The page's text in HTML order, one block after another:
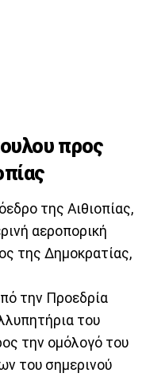
προς
της Αιθιοπίας,
αεροπορική
της Δημοκρατίας,
την Προεδρία
του
την ομόλογό του
του σημερινού